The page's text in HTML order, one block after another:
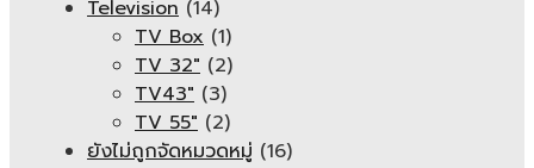
Television (14)
TV Box (1)
TV 32" (2)
TV43" (3)
TV 55" (2)
ยังไม่ถูกจัดหมวดหมู่ (16)